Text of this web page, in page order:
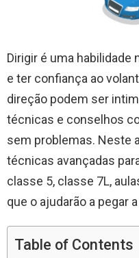
Dirigir é uma habilidade
e ter confiança ao
direção podem ser
técnicas e conselhos
sem problemas. Neste
técnicas avançadas
classe 5, classe 7L,
que o ajudarão a pegar
Table of Contents